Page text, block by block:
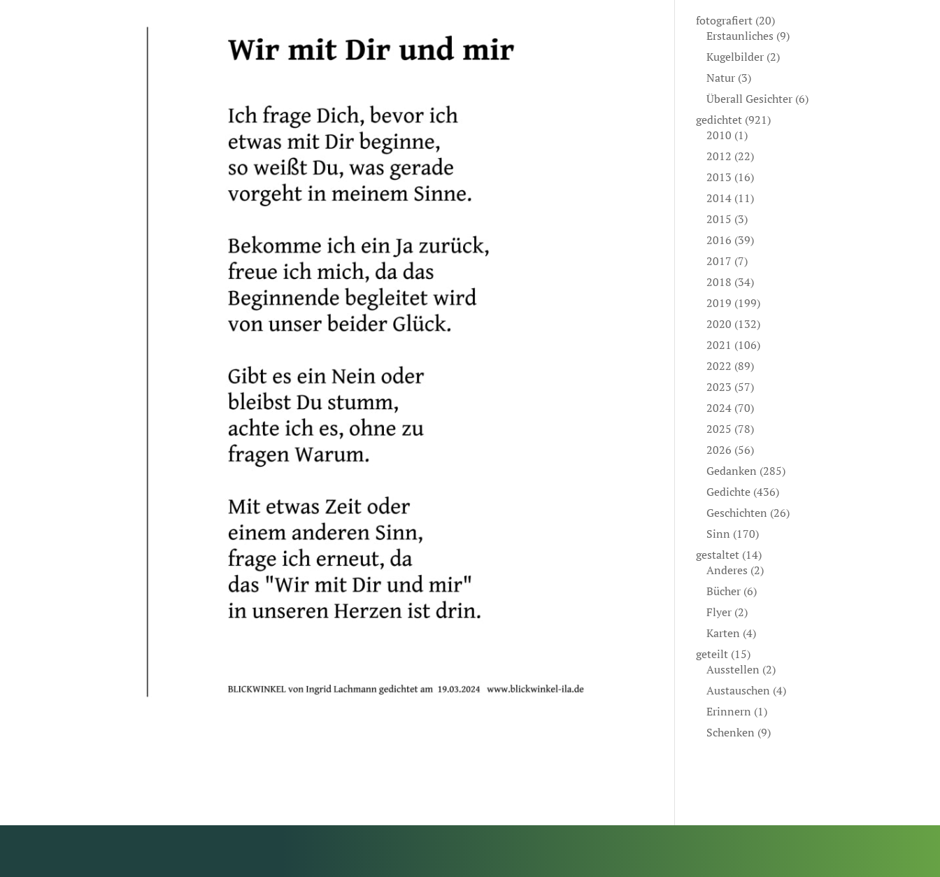
fotografiert(20)
Erstaunliches (9)
Kugelbilder(2)
Natur(3)
Überall Gesichter(6)
gedichtet(921)
2010 (1)
2012 (22)
2013 (16)
2014(11)
2015 (3)
2016 (39)
2017 (7)
2018 (34)
2019 (199)
2020 (132)
2021 (106)
2022 (89)
2023 (57)
2024(70)
2025 (78)
2026 (56)
Gedanken (285)
Gedichte(436)
Geschichten (26)
Sinn (170)
gestaltet(14)
Anderes (2)
Bücher(6)
Flyer(2)
Karten (4)
geteilt(15)
Ausstellen (2)
Austauschen (4)
Erinnern (1)
Schenken (9)